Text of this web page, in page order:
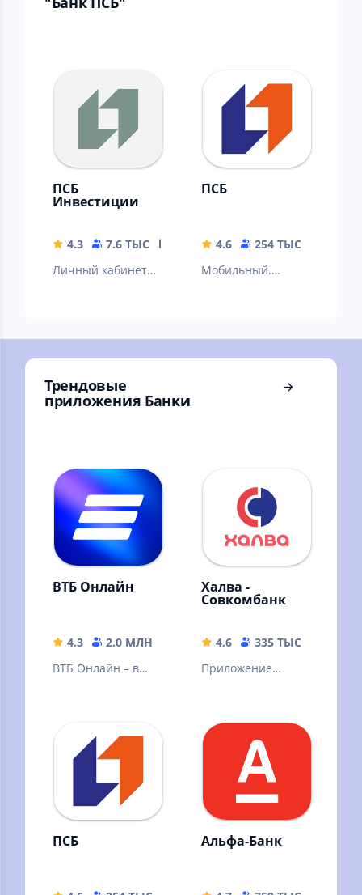
ПСБ
Инвестиции
4.3 7.6 ТЫС
114.88 MB
Личный кабинет
ПСБ
4.6 254 ТЫС
Мобильный.
Трендовые
приложения Банки
ВТБ Онлайн
4.3 2.0 МЛН
185.53 MB
ВТБ Онлайн – в
Халва -
Совкомбанк
4.6 335 ТЫС
Приложение
банковский офис
на экране
смартфона!
ПСБ Альфа-Банк